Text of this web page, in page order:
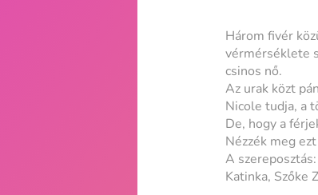
Három fivér
vérmérséklete
csinos nő.
Az urak közt
Nicole tudja, a
De, hogy a
Nézzék meg
A
Katinka, Szőke